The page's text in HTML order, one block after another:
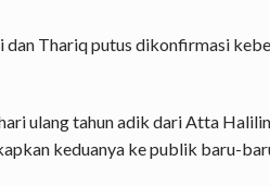
dan Thariq putus dikonfirmasi
ulang tahun adik dari Atta
keduanya ke publik baru-